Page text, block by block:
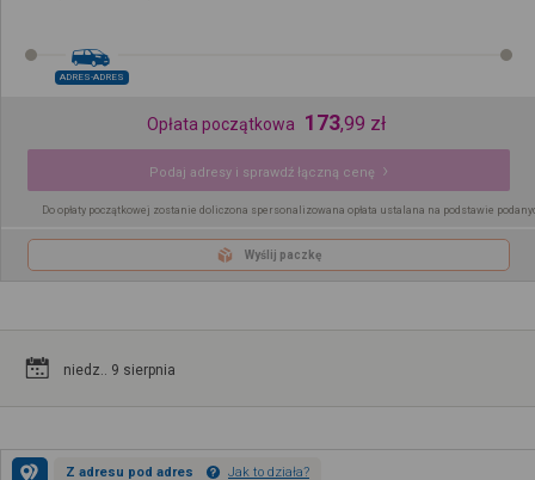
ADRES-ADRES
Opłata początkowa 173,99 zł
Podaj adresy i sprawdź łączną cenę
Do opłaty początkowej zostanie doliczona spersonalizowana opłata ustalana na podstawie
Wyślij paczkę
niedz.. 9 sierpnia
Z adresu pod adres Jak to działa?